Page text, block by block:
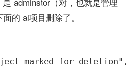
的 ai项目删除了。
marked for